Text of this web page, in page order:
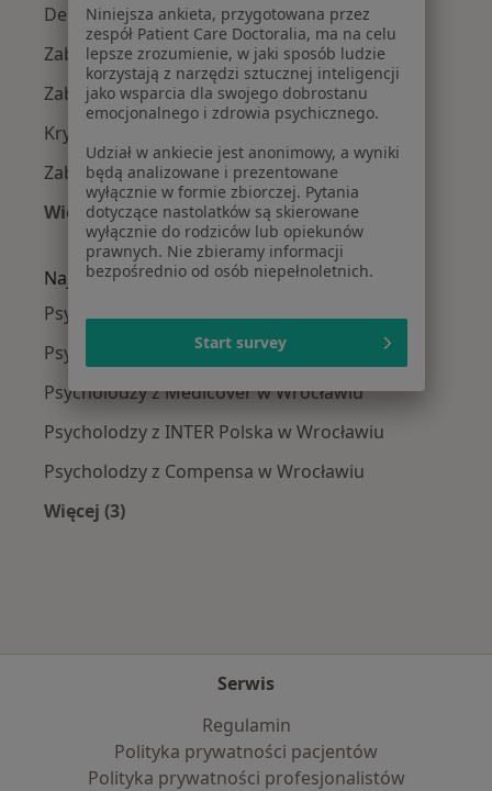
Depresja w Wrocławiu
Zaburzenia lękowe w Wrocławiu
Zaburzenia nastroju w Wrocławiu
Kryzys emocjonalny w Wrocławiu
Zaburzenia emocjonalne w Wrocławiu
Więcej (15)
Więcej w kategorii: Najczęście leczone
Najpopularniejsze ubezpieczenia
Psycholodzy z Allianz w Wrocławiu
Psycholodzy z NFZ w Wrocławiu
Psycholodzy z Medicover w Wrocławiu
Psycholodzy z INTER Polska w Wrocławiu
Psycholodzy z Compensa w Wrocławiu
Więcej (3)
Serwis
Regulamin
Polityka prywatności pacjentów
Polityka prywatności profesjonalistów
Niniejsza ankieta, przygotowana przez
zespół Patient Care Doctoralia, ma na celu
lepsze zrozumienie, w jaki sposób ludzie
korzystają z narzędzi sztucznej inteligencji
jako wsparcia dla swojego dobrostanu
emocjonalnego i zdrowia psychicznego.
Udział w ankiecie jest anonimowy, a wyniki
będą analizowane i prezentowane
wyłącznie w formie zbiorczej. Pytania
dotyczące nastolatków są skierowane
wyłącznie do rodziców lub opiekunów
prawnych. Nie zbieramy informacji
bezpośrednio od osób niepełnoletnich.
Start survey